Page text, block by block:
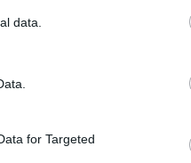
data.
for Targeted
ali upamtite da sol